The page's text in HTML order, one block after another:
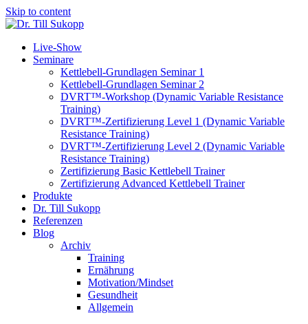
Skip to content
Live-Show
Seminare
Kettlebell-Grundlagen Seminar 1
Kettlebell-Grundlagen Seminar 2
DVRT™-Workshop (Dynamic Variable Resistance
Training)
DVRT™-Zertifizierung Level 1 (Dynamic Variable
Resistance Training)
DVRT™-Zertifizierung Level 2 (Dynamic Variable
Resistance Training)
Zertifizierung Basic Kettlebell Trainer
Zertifizierung Advanced Kettlebell Trainer
Produkte
Dr. Till Sukopp
Referenzen
Blog
Archiv
Training
Ernährung
Motivation/Mindset
Gesundheit
Allgemein